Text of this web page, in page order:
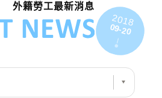
外籍勞工最新消息
2018
09-20